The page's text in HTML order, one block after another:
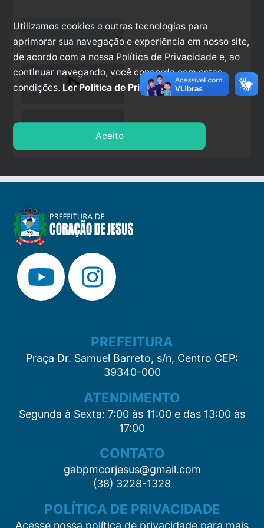
play_arrow
stop
PREFEITURA
Praça Dr. Samuel Barreto, s/n, Centro CEP:
39340-000
ATENDIMENTO
Segunda à Sexta: 7:00 às 11:00 e das 13:00 às
17:00
CONTATO
gabpmcorjesus@gmail.com
(38) 3228-1328
POLÍTICA DE PRIVACIDADE
Acesse nossa política de privacidade para mais
Utilizamos cookies e outras tecnologias para
aprimorar sua navegação e experiência em nosso site,
de acordo com a nossa Política de Privacidade e, ao
continuar navegando, você concorda com estas
condições. Ler Política de Privacidade.
Aceito